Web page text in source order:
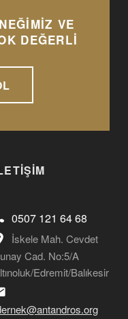
VE
DEĞERLİ
0507 121 64 68
İskele Mah. Cevdet
Cad. No:5/A
Edremit/Balıkesir